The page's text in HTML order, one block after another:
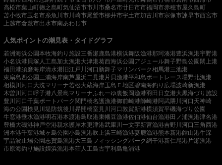
高松市葉山町徳之島町気仙沼市市川市桑名市廿日市市福岡市赤穂市屋久島町
苫小牧市玉名市糸魚川市川崎市尾鷲市柳井市宇土市加古川市宗像市諫早市西宮市
上越市倉敷市出水市南あわじ市
人気ポイントの潮見表・タイドグラフ
若洲海浜公園本牧海釣り施設三番瀬鹿島港横浜舞阪漁港那珂湊港豊浜漁港宇野港
小名浜港 貝塚人工島加太漁港大津港葛西海浜公園 アジュール舞子野島公園 閖上港
福田港須磨海岸清水港 旧江戸川河口 新舞子マリンパーク相馬港三池港
東扇島西公園 三浦海岸南芦屋浜二見港 片貝漁港平和島ボートレース場野北漁港
相模川河口 大洗マリーナ若松大蔵海岸玉島Ｅ地区碧南海釣り広場波崎新漁港
木曽川河口呼子港八景島マリーナふれーゆ裏飯岡漁港羽田 日立港大黒海づり施設
豊川河口千葉ポートパーク 関門橋名護漁港御前崎港師崎港 阿武隈川河口 天神崎
海の公園検見川堤防筑後川昇開橋室見川河口敦賀新港横須賀平磯海づり公園
牛窓港垂水漁港明石港本渡港鳥取港東幡豆漁港佐伯港仙台漁港 田ノ浦漁港津名港
豊橋大磯港神戸空港親水護岸木更津港武庫川一文字新宮漁港吉野川河口 三角西港
洲本港千葉港城ヶ島公園小島漁港吹上浜三崎漁港妻鹿漁港熊本新港館山港牛深
宇品波止場公園志賀島漁港大三島フィッシングパーク網干港新仁尾港 片瀬漁港
市原海釣り施設姪浜漁港本荘人工島古宇利島亀浦港